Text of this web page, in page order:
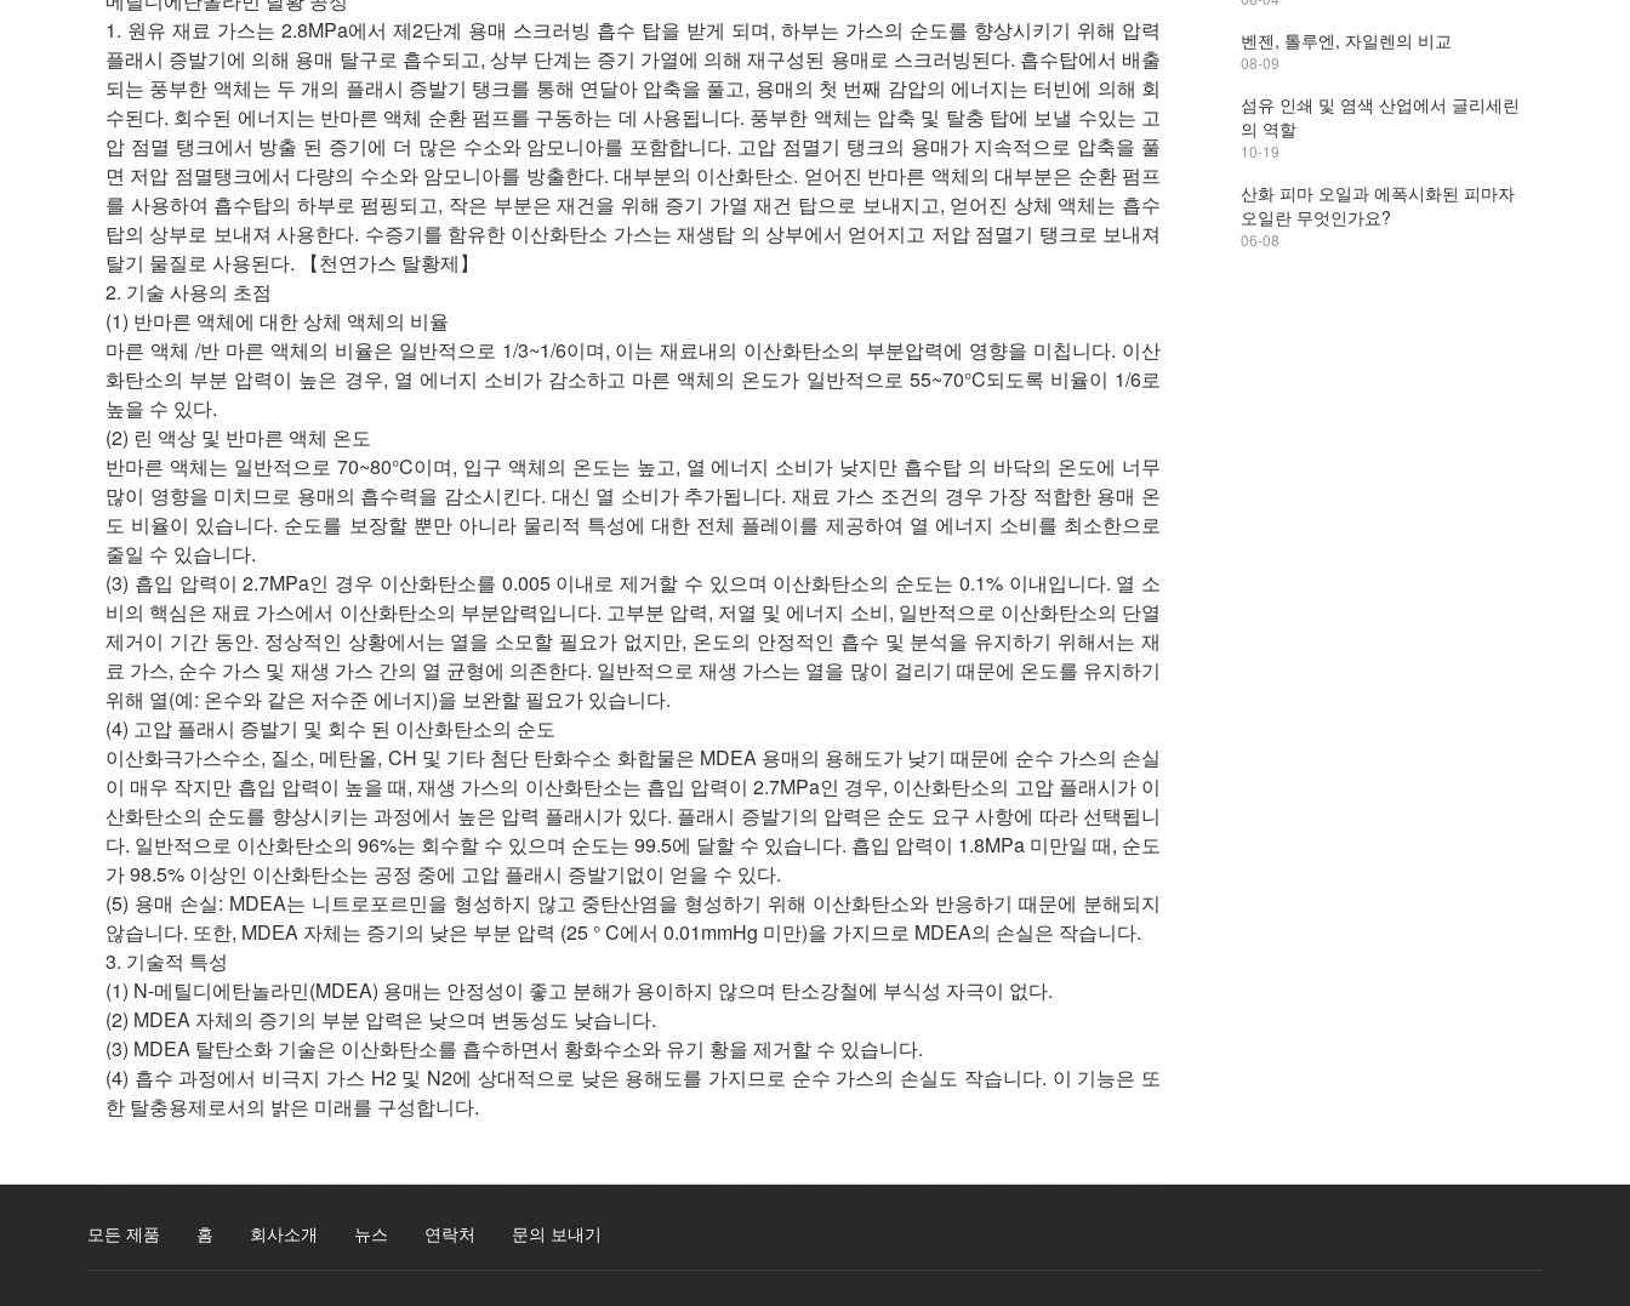
1. 원유 재료 가스는 2.8MPa에서 제2단계 용매 스크러빙 흡수 탑을 받게 되며, 하부는 가스의 순도를 향상시키기 위해 압력
플래시 증발기에 의해 용매 탈구로 흡수되고, 상부 단계는 증기 가열에 의해 재구성된 용매로 스크러빙된다. 흡수탑에서 배출
되는 풍부한 액체는 두 개의 플래시 증발기 탱크를 통해 연달아 압축을 풀고, 용매의 첫 번째 감압의 에너지는 터빈에 의해 회
수된다. 회수된 에너지는 반마른 액체 순환 펌프를 구동하는 데 사용됩니다. 풍부한 액체는 압축 및 탈충 탑에 보낼 수있는 고
압 점멸 탱크에서 방출 된 증기에 더 많은 수소와 암모니아를 포함합니다. 고압 점멸기 탱크의 용매가 지속적으로 압축을 풀
면 저압 점멸탱크에서 다량의 수소와 암모니아를 방출한다. 대부분의 이산화탄소. 얻어진 반마른 액체의 대부분은 순환 펌프
를 사용하여 흡수탑의 하부로 펌핑되고, 작은 부분은 재건을 위해 증기 가열 재건 탑으로 보내지고, 얻어진 상체 액체는 흡수
탑의 상부로 보내져 사용한다. 수증기를 함유한 이산화탄소 가스는 재생탑 의 상부에서 얻어지고 저압 점멸기 탱크로 보내져
탈기 물질로 사용된다. 【천연가스 탈황제】
2. 기술 사용의 초점
(1) 반마른 액체에 대한 상체 액체의 비율
마른 액체 /반 마른 액체의 비율은 일반적으로 1/3~1/6이며, 이는 재료내의 이산화탄소의 부분압력에 영향을 미칩니다. 이산
화탄소의 부분 압력이 높은 경우, 열 에너지 소비가 감소하고 마른 액체의 온도가 일반적으로 55~70°C되도록 비율이 1/6로
높을 수 있다.
(2) 린 액상 및 반마른 액체 온도
반마른 액체는 일반적으로 70~80°C이며, 입구 액체의 온도는 높고, 열 에너지 소비가 낮지만 흡수탑 의 바닥의 온도에 너무
많이 영향을 미치므로 용매의 흡수력을 감소시킨다. 대신 열 소비가 추가됩니다. 재료 가스 조건의 경우 가장 적합한 용매 온
도 비율이 있습니다. 순도를 보장할 뿐만 아니라 물리적 특성에 대한 전체 플레이를 제공하여 열 에너지 소비를 최소한으로
줄일 수 있습니다.
(3) 흡입 압력이 2.7MPa인 경우 이산화탄소를 0.005 이내로 제거할 수 있으며 이산화탄소의 순도는 0.1% 이내입니다. 열 소
비의 핵심은 재료 가스에서 이산화탄소의 부분압력입니다. 고부분 압력, 저열 및 에너지 소비, 일반적으로 이산화탄소의 단열
제거이 기간 동안. 정상적인 상황에서는 열을 소모할 필요가 없지만, 온도의 안정적인 흡수 및 분석을 유지하기 위해서는 재
료 가스, 순수 가스 및 재생 가스 간의 열 균형에 의존한다. 일반적으로 재생 가스는 열을 많이 걸리기 때문에 온도를 유지하기
위해 열(예: 온수와 같은 저수준 에너지)을 보완할 필요가 있습니다.
(4) 고압 플래시 증발기 및 회수 된 이산화탄소의 순도
이산화극가스수소, 질소, 메탄올, CH 및 기타 첨단 탄화수소 화합물은 MDEA 용매의 용해도가 낮기 때문에 순수 가스의 손실
이 매우 작지만 흡입 압력이 높을 때, 재생 가스의 이산화탄소는 흡입 압력이 2.7MPa인 경우, 이산화탄소의 고압 플래시가 이
산화탄소의 순도를 향상시키는 과정에서 높은 압력 플래시가 있다. 플래시 증발기의 압력은 순도 요구 사항에 따라 선택됩니
다. 일반적으로 이산화탄소의 96%는 회수할 수 있으며 순도는 99.5에 달할 수 있습니다. 흡입 압력이 1.8MPa 미만일 때, 순도
가 98.5% 이상인 이산화탄소는 공정 중에 고압 플래시 증발기없이 얻을 수 있다.
(5) 용매 손실: MDEA는 니트로포르민을 형성하지 않고 중탄산염을 형성하기 위해 이산화탄소와 반응하기 때문에 분해되지
않습니다. 또한, MDEA 자체는 증기의 낮은 부분 압력 (25 ° C에서 0.01mmHg 미만)을 가지므로 MDEA의 손실은 작습니다.
3. 기술적 특성
(1) N-메틸디에탄놀라민(MDEA) 용매는 안정성이 좋고 분해가 용이하지 않으며 탄소강철에 부식성 자극이 없다.
(2) MDEA 자체의 증기의 부분 압력은 낮으며 변동성도 낮습니다.
(3) MDEA 탈탄소화 기술은 이산화탄소를 흡수하면서 황화수소와 유기 황을 제거할 수 있습니다.
(4) 흡수 과정에서 비극지 가스 H2 및 N2에 상대적으로 낮은 용해도를 가지므로 순수 가스의 손실도 작습니다. 이 기능은 또
한 탈충용제로서의 밝은 미래를 구성합니다.
벤젠, 톨루엔, 자일렌의 비교
08-09
섬유 인쇄 및 염색 산업에서 글리세린
의 역할
10-19
산화 피마 오일과 에폭시화된 피마자
오일란 무엇인가요?
06-08
모든 제품 홈 회사소개 뉴스 연락처 문의 보내기